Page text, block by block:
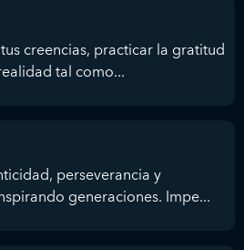
creencias, practicar la gratitud
tal como...
perseverancia y
generaciones. Impe...